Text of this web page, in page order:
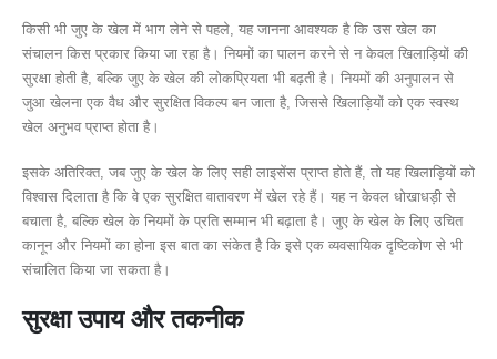
किसी भी जुए के खेल में भाग लेने से पहले, यह जानना आवश्यक है कि उस खेल का
संचालन किस प्रकार किया जा रहा है। नियमों का पालन करने से न केवल खिलाड़ियों की
सुरक्षा होती है, बल्कि जुए के खेल की लोकप्रियता भी बढ़ती है। नियमों की अनुपालन से
जुआ खेलना एक वैध और सुरक्षित विकल्प बन जाता है, जिससे खिलाड़ियों को एक स्वस्थ
खेल अनुभव प्राप्त होता है।
इसके अतिरिक्त, जब जुए के खेल के लिए सही लाइसेंस प्राप्त होते हैं, तो यह खिलाड़ियों को
विश्वास दिलाता है कि वे एक सुरक्षित वातावरण में खेल रहे हैं। यह न केवल धोखाधड़ी से
बचाता है, बल्कि खेल के नियमों के प्रति सम्मान भी बढ़ाता है। जुए के खेल के लिए उचित
कानून और नियमों का होना इस बात का संकेत है कि इसे एक व्यवसायिक दृष्टिकोण से भी
संचालित किया जा सकता है।
सुरक्षा उपाय और तकनीक